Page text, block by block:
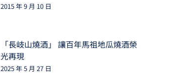
2015 年 9 月 10 日
「長岐山燒酒」 讓百年馬祖地瓜燒酒榮
光再現
2025 年 5 月 27 日